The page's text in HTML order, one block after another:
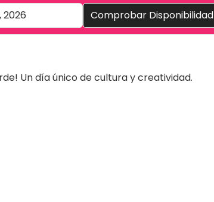
Comprobar Disponibilidad
Un día único de cultura y creatividad.